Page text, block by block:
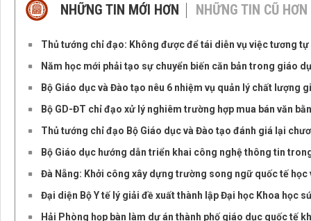
NHỮNG TIN MỚI HƠN NHỮNG TIN CŨ HƠN
Thủ tướng chỉ đạo: Không được để tái diễn vụ việc tương
Năm học mới phải tạo sự chuyển biến căn bản trong giáo
Bộ Giáo dục và Đào tạo nêu 6 nhiệm vụ quản lý chất lượng
Bộ GD-ĐT chỉ đạo xử lý nghiêm trường hợp mua bán văn
Thủ tướng chỉ đạo Bộ Giáo dục và Đào tạo đánh giá lại
Bộ Giáo dục hướng dẫn triển khai công nghệ thông tin
Đà Nẵng: Khởi công xây dựng trường song ngữ quốc tế học
Đại diện Bộ Y tế lý giải đề xuất thành lập Đại học Khoa học
Hải Phòng họp bàn làm dự án thành phố giáo dục quốc tế